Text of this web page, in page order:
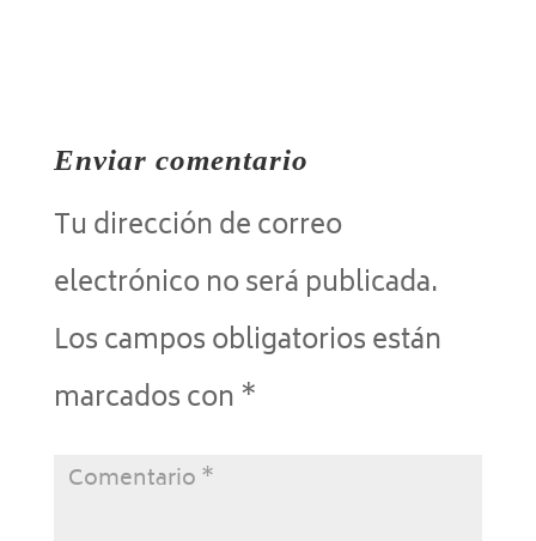
Enviar comentario
Tu dirección de correo
electrónico no será publicada.
Los campos obligatorios están
marcados con*